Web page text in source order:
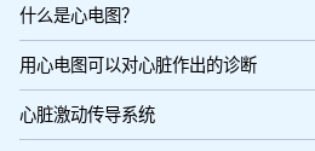
什么是心电图？
用心电图可以对心脏作出的诊断
心脏激动传导系统